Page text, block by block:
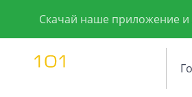
Скачай наше приложение